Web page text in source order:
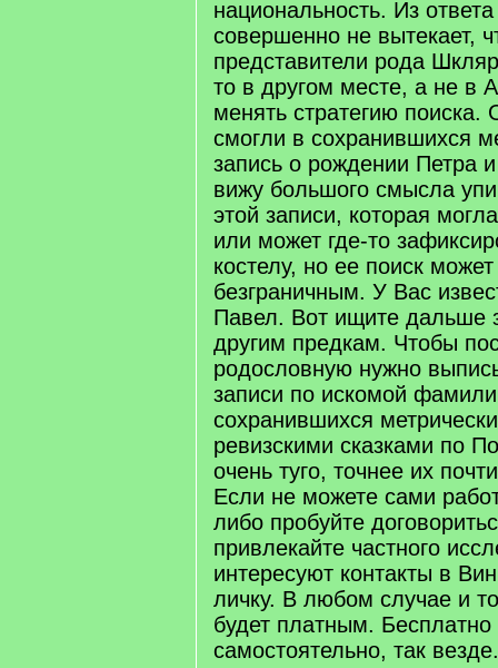
национальность. Из
совершенно не вытекает,
представители рода
то в другом месте, а не в
менять стратегию поиска.
смогли в сохранившихся
запись о рождении Петра
вижу большого смысла
этой записи, которая
или может где-то
костелу, но ее поиск
безграничным. У Вас
Павел. Вот ищите дальше
другим предкам. Чтобы
родословную нужно
записи по искомой
сохранившихся
ревизскими сказками по
очень туго, точнее их
Если не можете сами
либо пробуйте
привлекайте частного
интересуют контакты в
личку. В любом случае и
будет платным. Бесплатно
самостоятельно, так везде.